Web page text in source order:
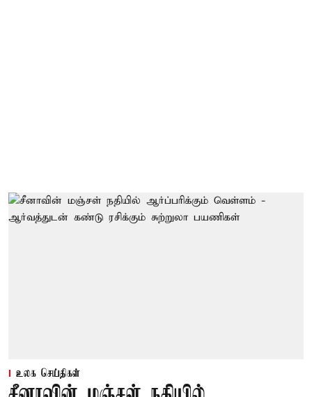
உலக செய்திகள்